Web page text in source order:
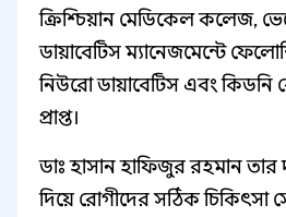
ক্রিশ্চিয়ান মেডিকেল কলেজ,
ডায়াবেটিস ম্যানেজমেন্টে
নিউরো ডায়াবেটিস এবং কিডনি
প্রাপ্ত।
ডাঃ হাসান হাফিজুর রহমান
দিয়ে রোগীদের সঠিক চিকিৎসা